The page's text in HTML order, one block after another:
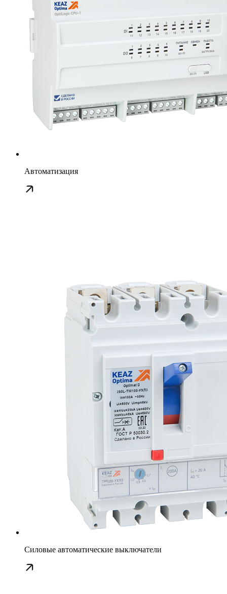
Автоматизация
Силовые автоматические выключатели